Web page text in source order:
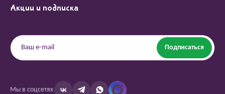
Акции и подписка
Подписаться
Мы в соцсетях